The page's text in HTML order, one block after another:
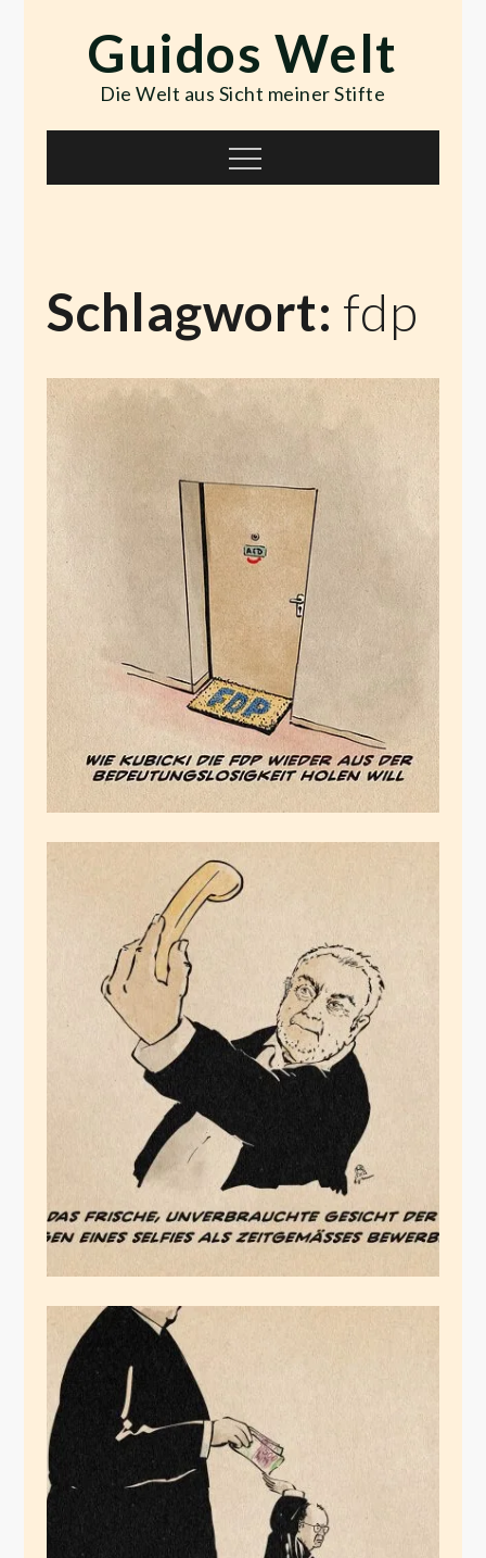
contentGuidos Welt
Die Welt aus Sicht meiner Stifte
Menu
Schlagwort: fdp
Kubicki timmyt die
FDP
Mai 31, 2026
Alter Weißer Mann
April 6, 2026
Nehmen wir mal an
Merz weiß, was er
tut.